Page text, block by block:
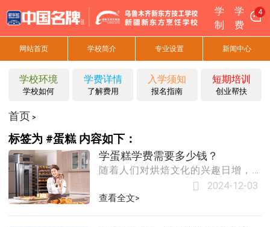
学
制
学
费
4
网站首页 学校简介 专业设置 新闻中心
学校环境
学校如何
学费详情
了解费用
入学须知
报名指南
短期培训
创业帮扶
首页 >
标签为 #蛋糕 内容如下：
学蛋糕学费需要多少钱？
随着人们对烘焙文化的兴趣日增，蛋
糕制作成为了一门受欢迎的技能。学
习如何制作美味的蛋糕，不仅可以为
2024-12-03
查看全文>